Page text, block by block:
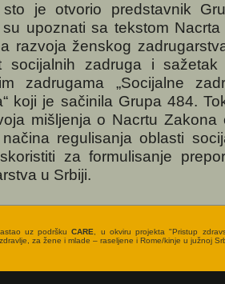
sto je otvorio predstavnik
su upoznati sa tekstom
razvoja ženskog
socijalnih zadruga i
zadrugama „Socijalne
koji je sačinila Grupa 484.
mišljenja o Nacrtu
regulisanja oblasti
za formulisanje
u Srbiji.
uz podrškuCARE, u okviru projekta "Pristup
za žene i mlade – raseljene i Rome/kinje u južnoj